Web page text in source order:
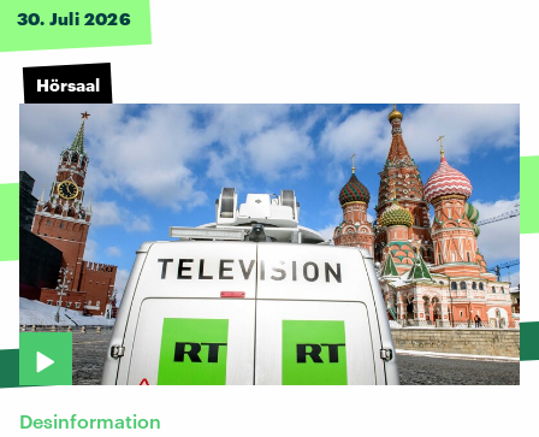
30. Juli 2026
Hörsaal
Desinformation